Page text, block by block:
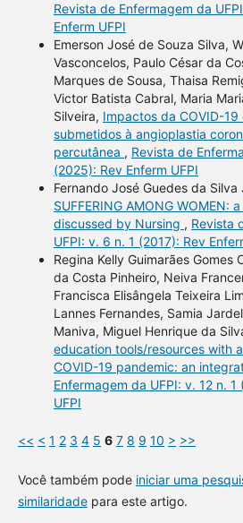
Revista de Enfermagem da
Enferm UFPI
Emerson José de Souza Silva,
Vasconcelos, Paulo César da
Marques de Sousa, Thaisa
Victor Batista Cabral, Maria
Silveira, Impactos da COVID-
submetidos à angioplastia
percutânea , Revista de
(2025): Rev Enferm UFPI
Fernando José Guedes da Silva
SUFFERING AMONG WOMEN:
discussed by Nursing , Revista
UFPI: v. 6 n. 1 (2017): Rev
Regina Kelly Guimarães Gomes
da Costa Pinheiro, Neiva
Francisca Elisângela Teixeira
Lannes Fernandes, Samia
Maniva, Miguel Henrique da
education tools/resources with
COVID-19 pandemic: an
Enfermagem da UFPI: v. 12 n. 1
UFPI
<< < 1 2 3 4 5 6 7 8 9 10 > >>
Você também pode iniciar uma
similaridadepara este artigo.